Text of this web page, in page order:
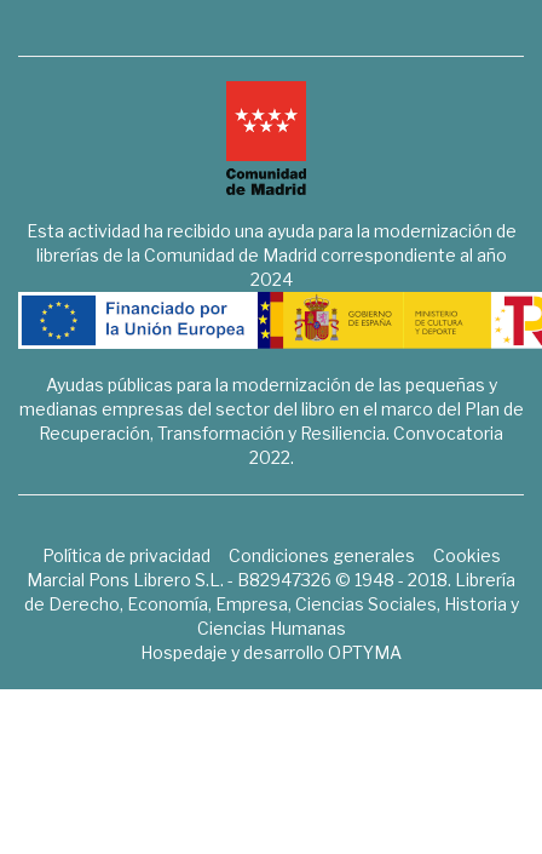
Esta actividad ha recibido una ayuda para la modernización de
librerías de la Comunidad de Madrid correspondiente al año
2024
Ayudas públicas para la modernización de las pequeñas y
medianas empresas del sector del libro en el marco del Plan de
Recuperación, Transformación y Resiliencia. Convocatoria
2022.
Política de privacidad Condiciones generales
Cookies
Marcial Pons Librero S.L. - B82947326 © 1948 - 2018. Librería
de Derecho, Economía, Empresa, Ciencias Sociales, Historia y
Ciencias Humanas
Hospedaje y desarrollo OPTYMA